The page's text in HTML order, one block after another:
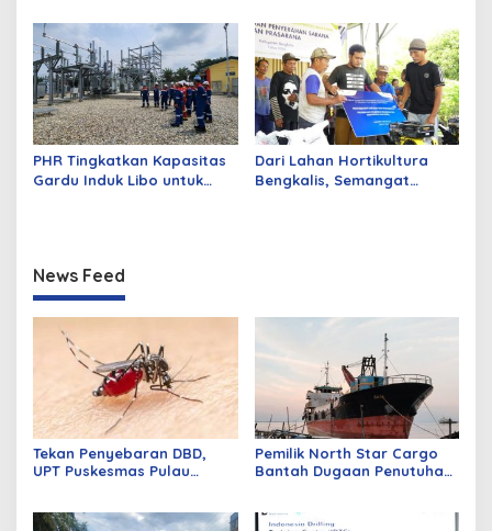
4 Truk Fuso
PHR Tingkatkan Kapasitas
Gardu Induk Libo untuk
Dari Lahan Hortikultura
Bengkalis, Semangat
News Feed
Tekan Penyebaran DBD,
UPT Puskesmas Pulau
Pemilik North Star Cargo
Bantah Dugaan Penutuhan